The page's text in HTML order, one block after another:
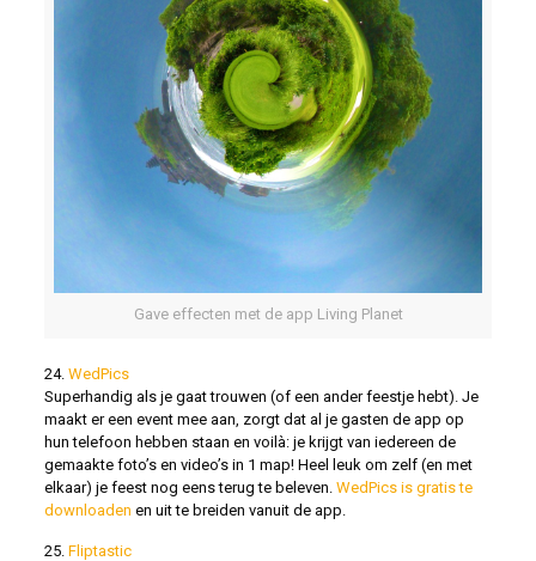
Gave effecten met de app Living Planet
24. WedPics
Superhandig als je gaat trouwen (of een ander feestje hebt). Je
maakt er een event mee aan, zorgt dat al je gasten de app op
hun telefoon hebben staan en voilà: je krijgt van iedereen de
gemaakte foto’s en video’s in 1 map! Heel leuk om zelf (en met
elkaar) je feest nog eens terug te beleven. WedPics is gratis te
downloaden en uit te breiden vanuit de app.
25. Fliptastic